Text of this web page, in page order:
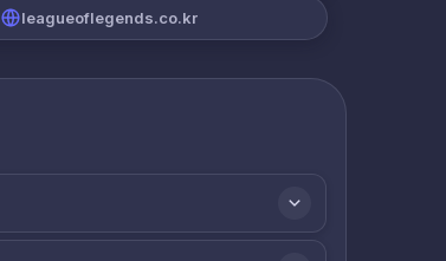
leagueoflegends.co.kr